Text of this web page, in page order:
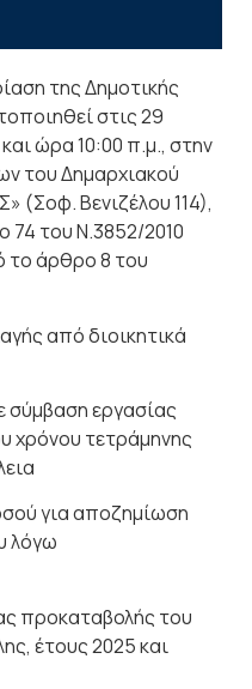
της Δημοτικής
στις 29
ώρα 10:00 π.μ., στην
του Δημαρχιακού
(Σοφ. Βενιζέλου 114),
του Ν.3852/2010
το άρθρο 8 του
από διοικητικά
εργασίας
χρόνου τετράμηνης
για αποζημίωση
λόγω
προκαταβολής του
έτους 2025 και